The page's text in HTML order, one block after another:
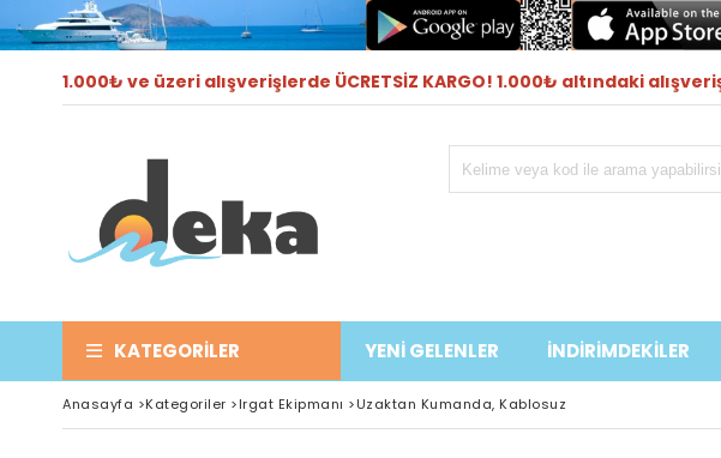
1.000₺ ve üzeri alışverişlerde ÜCRETSİZ KARGO! 1.000₺ altındaki
KATEGORILER YENİ GELENLER İNDİRİMDEKİLER
Anasayfa >Kategoriler >Irgat Ekipmanı >Uzaktan Kumanda, Kablosuz